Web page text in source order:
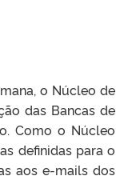
o Núcleo de
das Bancas de
Como o Núcleo
definidas para o
aos e-mails dos